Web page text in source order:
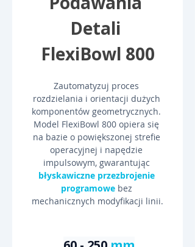
Detali
FlexiBowl 800
Zautomatyzuj proces
rozdzielania i orientacji dużych
komponentów geometrycznych.
Model FlexiBowl 800 opiera się
na bazie o powiększonej strefie
operacyjnej i napędzie
impulsowym, gwarantując
błyskawiczne przezbrojenie
programowe bez
mechanicznych modyfikacji linii.